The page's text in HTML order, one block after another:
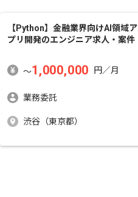
【Python】金融業界向けAI領域ア
プリ開発のエンジニア求人・案件
〜1,000,000 円／月
業務委託
渋谷（東京都）